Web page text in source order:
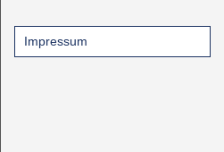
Impressum